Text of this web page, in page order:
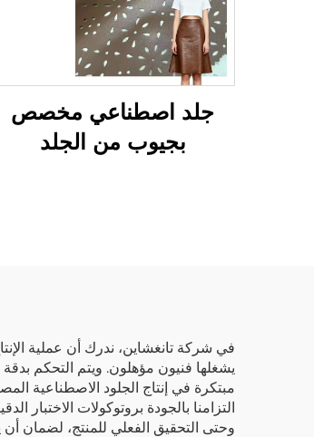
جلد اصطناعي مخصص
بجيوب من الجلد
يشغلها فنيون مؤهلون. ويتم التحكم
التزامنا بالجودة بروتوكولات الاختبار
وحتى التحقيق الفعلي للمنتج، لضمان